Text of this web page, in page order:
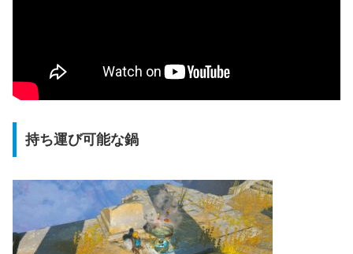
持ち運び可能な鍋